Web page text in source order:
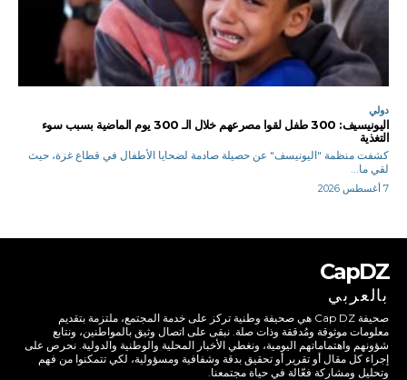
دولي
اليونيسيف: 300 طفل لقوا مصرعهم خلال الـ 300 يوم الماضية بسبب سوء
التغذية
كشفت منظمة "اليونيسف" عن حصيلة صادمة لضحايا الأطفال في قطاع غزة، حيث
لقي ما...
7 أغسطس 2026
CapDZ
بالعربي
صحيفة Cap DZ هي صحيفة وطنية تركز على خدمة المجتمع، ملتزمة بتقديم
معلومات موثوقة ومُدققة وذات صلة. نبقى على اتصال وثيق بالمواطنين، ونتابع
شؤونهم واهتماماتهم اليومية، ونغطي الأخبار المحلية والوطنية والدولية. نحرص على
إجراء كل مقال أو تقرير أو تحقيق بدقة وشفافية ومسؤولية، لكي تتمكنوا من فهم
وتحليل ومشاركة فعّالة في حياة مجتمعنا.